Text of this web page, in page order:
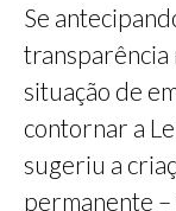
Se
transparência
situação de
contornar a
sugeriu a
permanente